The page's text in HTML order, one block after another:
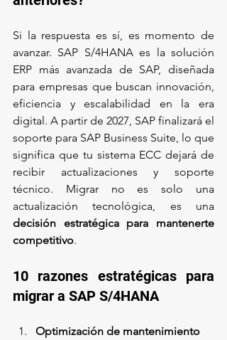
Si la respuesta es sí, es momento de
avanzar. SAP S/4HANA es la solución
ERP más avanzada de SAP, diseñada
para empresas que buscan innovación,
eficiencia y escalabilidad en la era
digital. A partir de 2027, SAP finalizará el
soporte para SAP Business Suite, lo que
significa que tu sistema ECC dejará de
recibir actualizaciones y soporte
técnico. Migrar no es solo una
decisión estratégica para mantenerte
competitivo.
10 razones estratégicas para
migrar a SAP S/4HANA
Optimización de mantenimiento